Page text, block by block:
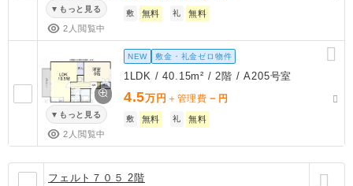
もっと見る
2人閲覧中
敷 無料 礼 無料
もっと見る
2人閲覧中
NEW 敷金・礼金ゼロ物件
1LDK / 40.15m² / 2階 / A205号室
4.5万円 ＋管理費 － 円
敷 無料 礼 無料
フェルト７０５ 2階